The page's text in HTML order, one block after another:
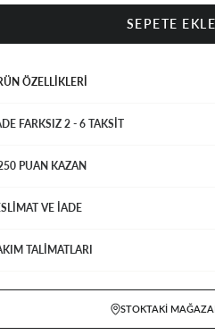
ÖZELLIKLERI
FARKSIZ 2 - 6 TAKSIT
PUAN KAZAN
VE İADE
TALİMATLARI
STOKTAKI